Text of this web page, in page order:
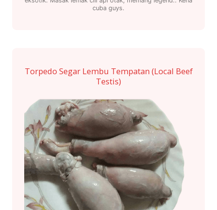
cuba guys.
Torpedo Segar Lembu Tempatan (Local Beef
Testis)